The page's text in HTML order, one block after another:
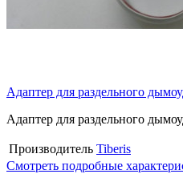
Адаптер для раздельного
Адаптер для раздельного
Производитель Tiberis
Смотреть подробные